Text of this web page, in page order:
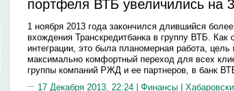
портфеля ВТБ увеличились на
1 ноября 2013 года закончился длившийся
вхождения Транскредитбанка в группу ВТБ. Как
интеграции, это была планомерная работа, цель
максимально комфортный переход для всех
группы компаний РЖД и ее партнеров, в банк
17 Декабря 2013, 22:24 | Финансы |